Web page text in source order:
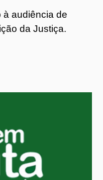
à audiência de
da Justiça.